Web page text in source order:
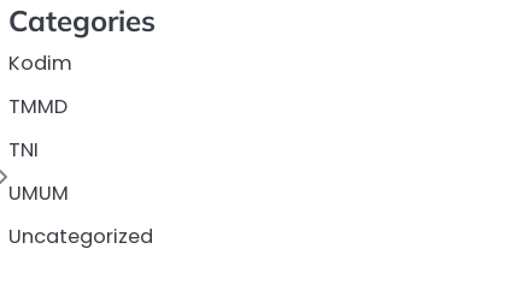
Categories
Kodim
TMMD
TNI
UMUM
Uncategorized